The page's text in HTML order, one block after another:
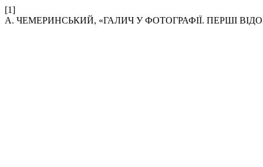
[1]
А. ЧЕМЕРИНСЬКИЙ, «ГАЛИЧ У ФОТОГРАФІЇ. ПЕРШІ